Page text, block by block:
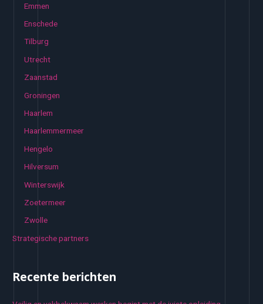
Emmen
Enschede
Tilburg
Utrecht
Zaanstad
Groningen
Haarlem
Haarlemmermeer
Hengelo
Hilversum
Winterswijk
Zoetermeer
Zwolle
Strategische partners
Recente berichten